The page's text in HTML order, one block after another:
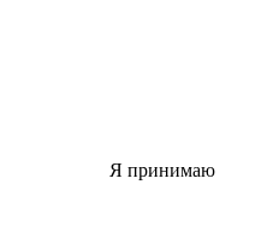
Я принимаю